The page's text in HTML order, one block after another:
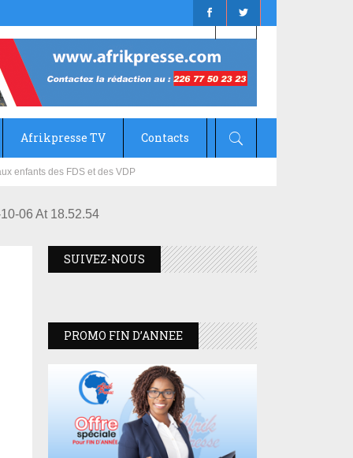
Afrikpresse TV Contacts
06 At 18.52.54
SUIVEZ-NOUS
PROMO FIN D’ANNEE